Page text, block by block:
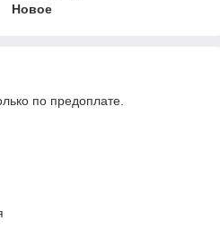
Новое
по предоплате.